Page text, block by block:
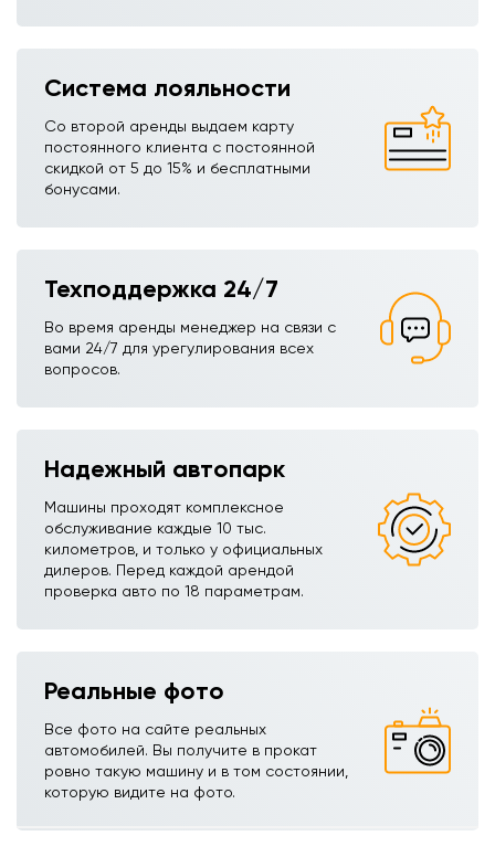
Система лояльности
Со второй аренды выдаем карту
постоянного клиента с постоянной
скидкой от 5 до 15% и бесплатными
бонусами.
Техподдержка 24/7
Во время аренды менеджер на связи с
вами 24/7 для урегулирования всех
вопросов.
Надежный автопарк
Машины проходят комплексное
обслуживание каждые 10 тыс.
километров, и только у официальных
дилеров. Перед каждой арендой
проверка авто по 18 параметрам.
Реальные фото
Все фото на сайте реальных
автомобилей. Вы получите в прокат
ровно такую машину и в том состоянии,
которую видите на фото.